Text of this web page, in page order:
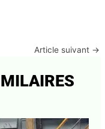
Article suivant →